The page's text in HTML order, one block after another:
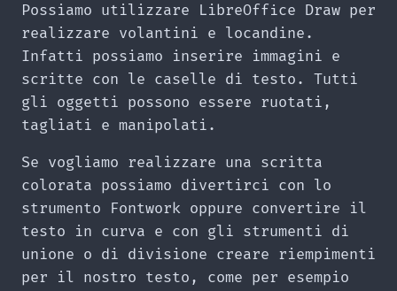
Possiamo utilizzare LibreOffice Draw per
realizzare volantini e locandine.
Infatti possiamo inserire immagini e
scritte con le caselle di testo. Tutti
gli oggetti possono essere ruotati,
tagliati e manipolati.
Se vogliamo realizzare una scritta
colorata possiamo divertirci con lo
strumento Fontwork oppure convertire il
testo in curva e con gli strumenti di
unione o di divisione creare riempimenti
per il nostro testo, come per esempio